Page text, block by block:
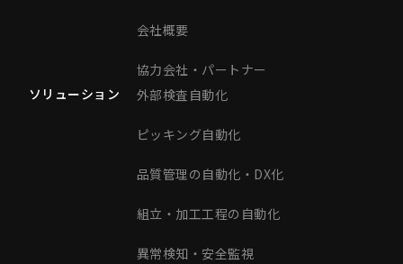
会社概要
協力会社・パートナー
ソリューション
外部検査自動化
ピッキング自動化
品質管理の自動化・DX化
組立・加工工程の自動化
異常検知・安全監視